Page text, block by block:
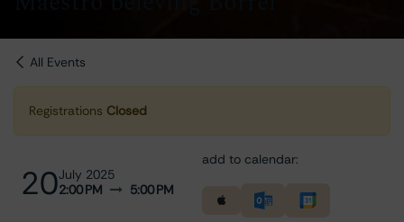
All Events
Registrations Closed
20July 2025
2:00 PM
5:00 PM
add to calendar: